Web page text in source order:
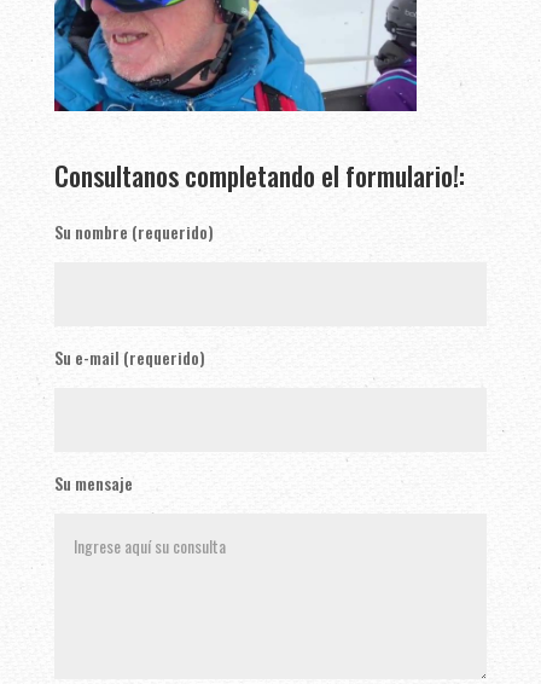
Consultanos completando el formulario!:
Su nombre (requerido)
Su e-mail (requerido)
Su mensaje